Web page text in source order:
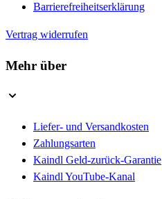
Barrierefreiheitserklärung
Vertrag widerrufen
Mehr über
Liefer- und Versandkosten
Zahlungsarten
Kaindl Geld-zurück-Garantie
Kaindl YouTube-Kanal